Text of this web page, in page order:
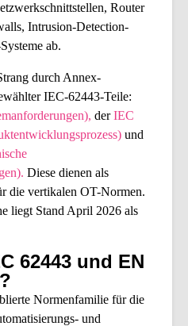
Router
Intrusion-Detection-
ab.
durch Annex-
IEC-62443-Teile:
derIEC
und
Diese dienen als
die vertikalen OT-Normen.
liegt Stand April 2026 als
62443 und EN
Normenfamilie für die
und